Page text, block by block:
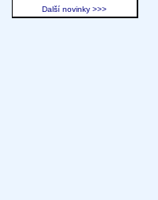
Další novinky >>>